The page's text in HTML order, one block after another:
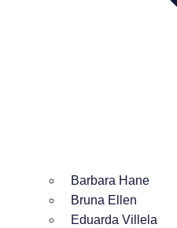
Barbara Hane
Bruna Ellen
Eduarda Villela